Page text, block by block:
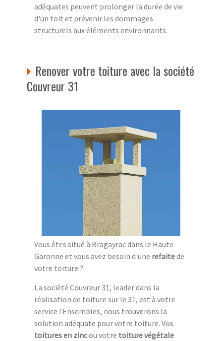
adéquates peuvent prolonger la durée de vie
d'un toit et prévenir les dommages
structurels aux éléments environnants.
Renover votre toiture avec la société
Couvreur 31
Vous êtes situé à Bragayrac dans le Haute-
Garonne et vous avez besoin d'une refaitede
votre toiture ?
La société Couvreur 31, leader dans la
réalisation de toiture sur le 31, est à votre
service ! Ensembles, nous trouverons la
solution adéquate pour votre toiture. Vos
toitures en zincou votre toiture végétale